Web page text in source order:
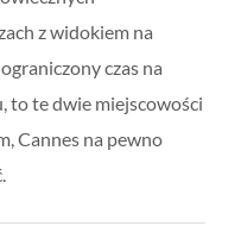
z widokiem na
czas na
to te dwie miejscowości
Cannes na pewno